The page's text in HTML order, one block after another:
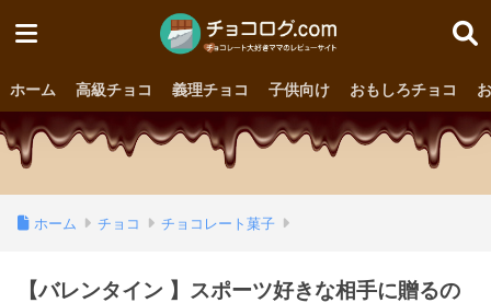
ホーム 高級チョコ 義理チョコ 子供向け おもしろチョコ
ホーム チョコ チョコレート菓子
【バレンタイン 】スポーツ好きな相手に贈るの